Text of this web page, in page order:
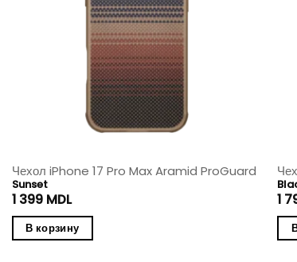
Чехол iPhone 17 Pro Max Aramid ProGuard
Sunset
1 399 MDL
В корзину
1